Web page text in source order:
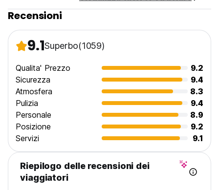
Recensioni
9.1Superbo(1059)
Qualita' Prezzo
9.2
Sicurezza
9.4
Atmosfera
8.3
Pulizia
9.4
Personale
8.9
Posizione
9.2
Servizi
9.1
Riepilogo delle recensioni dei
viaggiatori